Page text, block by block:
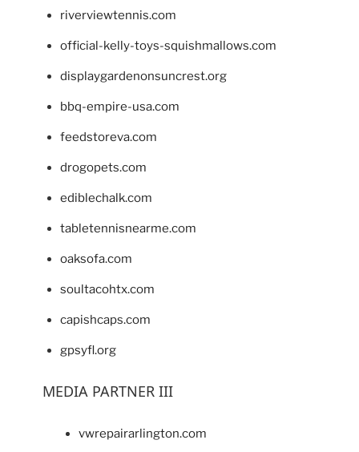
riverviewtennis.com
official-kelly-toys-squishmallows.com
displaygardenonsuncrest.org
bbq-empire-usa.com
feedstoreva.com
drogopets.com
ediblechalk.com
tabletennisnearme.com
oaksofa.com
soultacohtx.com
capishcaps.com
gpsyfl.org
MEDIA PARTNER III
vwrepairarlington.com